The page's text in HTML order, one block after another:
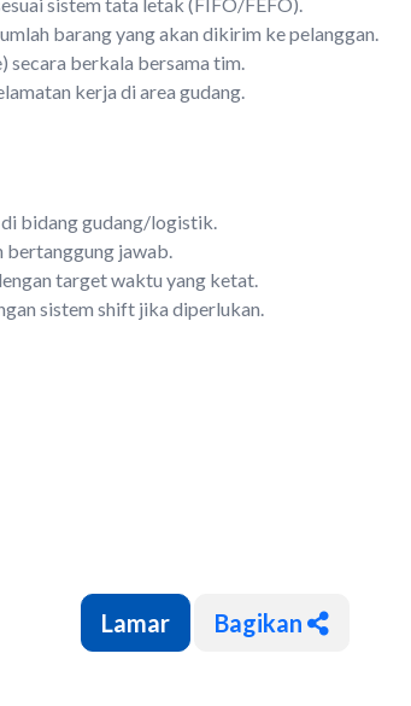
barang yang akan dikirim ke pelanggan.
secara berkala bersama tim.
kerja di area gudang.
bidang gudang/logistik.
bertanggung jawab.
target waktu yang ketat.
sistem shift jika diperlukan.
Bagikan